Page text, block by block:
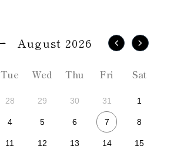
August 2026
Tue Wed Thu Fri Sat
28 29 30 31 1
4 5 6 7 8
11 12 13 14 15